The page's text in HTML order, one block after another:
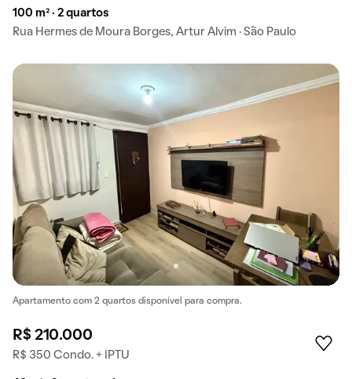
100 m² · 2 quartos
Rua Hermes de Moura Borges, Artur Alvim · São Paulo
Apartamento com 2 quartos disponível para compra.
R$ 210.000
R$ 350 Condo. + IPTU